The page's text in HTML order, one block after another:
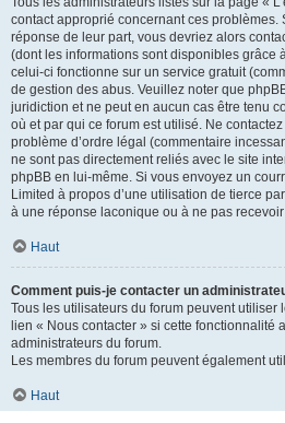
contact approprié concernant ces problèmes.
réponse de leur part, vous devriez alors
(dont les informations sont disponibles grâce
celui-ci fonctionne sur un service gratuit
de gestion des abus. Veuillez noter que
juridiction et ne peut en aucun cas être tenu
où et par qui ce forum est utilisé. Ne
problème d’ordre légal (commentaire
ne sont pas directement reliés avec le site
phpBB en lui-même. Si vous envoyez un
Limited à propos d’une utilisation de tierce
à une réponse laconique ou à ne pas
Haut
Comment puis-je contacter un
Tous les utilisateurs du forum peuvent utiliser
lien « Nous contacter » si cette fonctionnalité
administrateurs du forum.
Les membres du forum peuvent également
Haut